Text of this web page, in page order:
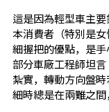
這是因為輕型車主
本消費者（特別是女
細握把的優點，是
部分車廠工程師坦
紮實，轉動方向盤
細時總是在兩難之間